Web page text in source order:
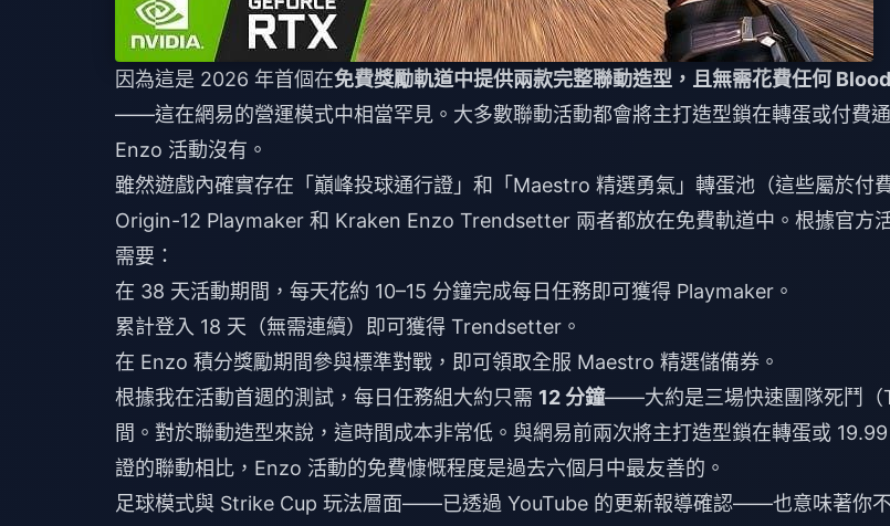
因為這是 2026 年首個在免費獎勵軌道中提供兩款完整聯動造型，且無需花費任何
——這在網易的營運模式中相當罕見。大多數聯動活動都會將主打造型鎖在轉蛋或付費
Enzo 活動沒有。
雖然遊戲內確實存在「巔峰投球通行證」和「Maestro 精選勇氣」轉蛋池（這些屬於付
Origin-12 Playmaker 和 Kraken Enzo Trendsetter 兩者都放在免費軌道中。根據官方
需要：
在 38 天活動期間，每天花約 10–15 分鐘完成每日任務即可獲得 Playmaker。
累計登入 18 天（無需連續）即可獲得 Trendsetter。
在 Enzo 積分獎勵期間參與標準對戰，即可領取全服 Maestro 精選儲備券。
根據我在活動首週的測試，每日任務組大約只需 12 分鐘——大約是三場快速團隊死鬥（
間。對於聯動造型來說，這時間成本非常低。與網易前兩次將主打造型鎖在轉蛋或
證的聯動相比，Enzo 活動的免費慷慨程度是過去六個月中最友善的。
足球模式與 Strike Cup 玩法層面——已透過 YouTube 的更新報導確認——也意味著你